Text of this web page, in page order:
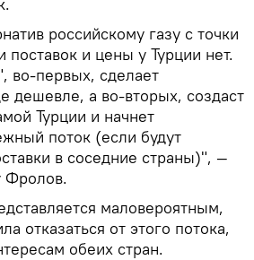
российскому газу с точки
поставок и цены у Турции нет.
во-первых, сделает
дешевле, а во-вторых, создаст
Турции и начнет
поток (если будут
в соседние страны)", —
Фролов.
маловероятным,
отказаться от этого потока,
обеих стран.